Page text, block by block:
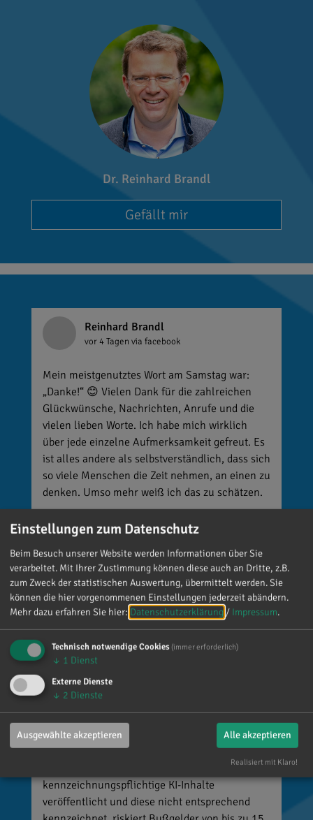
Dr. Reinhard Brandl
Gefällt mir
Reinhard Brandl
vor 4 Tagen via facebook
Mein meistgenutztes Wort am Samstag war:
„Danke!“ 😊 Vielen Dank für die zahlreichen
Glückwünsche, Nachrichten, Anrufe und die
vielen lieben Worte. Ich habe mich wirklich
über jede einzelne Aufmerksamkeit gefreut. Es
ist alles andere als selbstverständlich, dass sich
so viele Menschen die Zeit nehmen, an einen zu
denken. Umso mehr weiß ich das zu schätzen.
vor 5 Tagen
sofort gelten neue Vorschriften für die
Kennzeichnung bestimmter KI-Inhalte. ⚠️
kennzeichnungspflichtige KI-Inhalte
veröffentlicht und diese nicht entsprechend
Einstellungen zum Datenschutz
Beim Besuch unserer Website werden Informationen über Sie
verarbeitet. Mit Ihrer Zustimmung können diese auch an Dritte, z.B.
zum Zweck der statistischen Auswertung, übermittelt werden. Sie
können die hier vorgenommenen Einstellungen jederzeit abändern.
Mehr dazu erfahren Sie hier: Datenschutzerklärung / Impressum.
Technisch notwendige Cookies (immer erforderlich)
↓ 1 Dienst
Externe Dienste
↓ 2 Dienste
Ausgewählte akzeptieren Alle akzeptieren
Realisiert mit Klaro!